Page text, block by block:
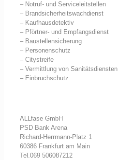
– Notruf- und Serviceleitstellen
– Brandsicherheitswachdienst
– Kaufhausdetektiv
– Pförtner- und Empfangsdienst
– Baustellensicherung
– Personenschutz
– Citystreife
– Vermittlung von Sanitätsdiensten
– Einbruchschutz
ALLfase GmbH
PSD Bank Arena
Richard-Herrmann-Platz 1
60386 Frankfurt am Main
Tel.069 506087212